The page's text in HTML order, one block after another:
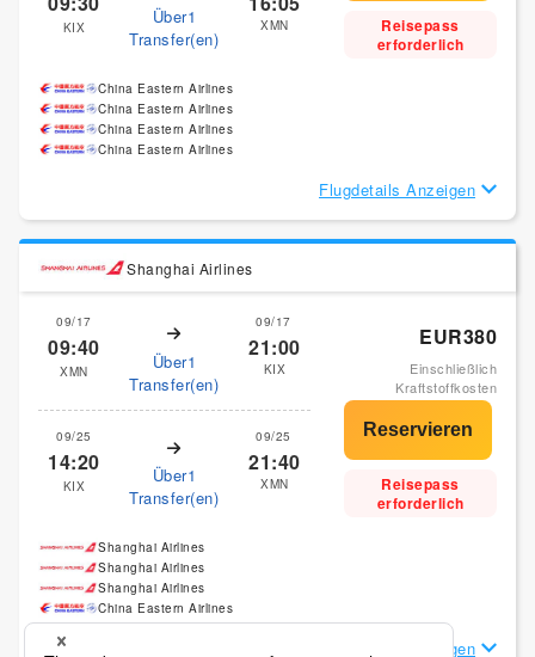
KIX
Über1
Transfer(en)
XMN
Reisepass
erforderlich
China Eastern Airlines
China Eastern Airlines
China Eastern Airlines
China Eastern Airlines
Flugdetails Anzeigen
Shanghai Airlines
09/17
09:40
XMN
Über1
Transfer(en)
09/17
21:00
KIX
09/25
14:20
KIX
Über1
Transfer(en)
09/25
21:40
XMN
EUR380
Einschließlich
Kraftstoffkosten
Reisepass
erforderlich
Shanghai Airlines
Shanghai Airlines
Shanghai Airlines
China Eastern Airlines
Flugdetails Anzeigen